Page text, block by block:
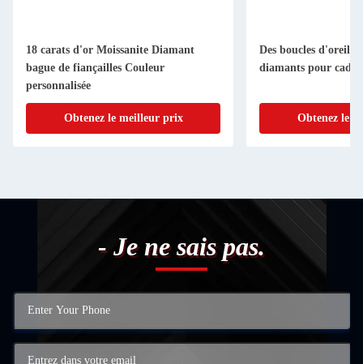
18 carats d'or Moissanite Diamant
bague de fiançailles Couleur
personnalisée
Obtenez le meilleur prix
Des boucles
diamants pour
Obtenez le
- Je ne sais pas.